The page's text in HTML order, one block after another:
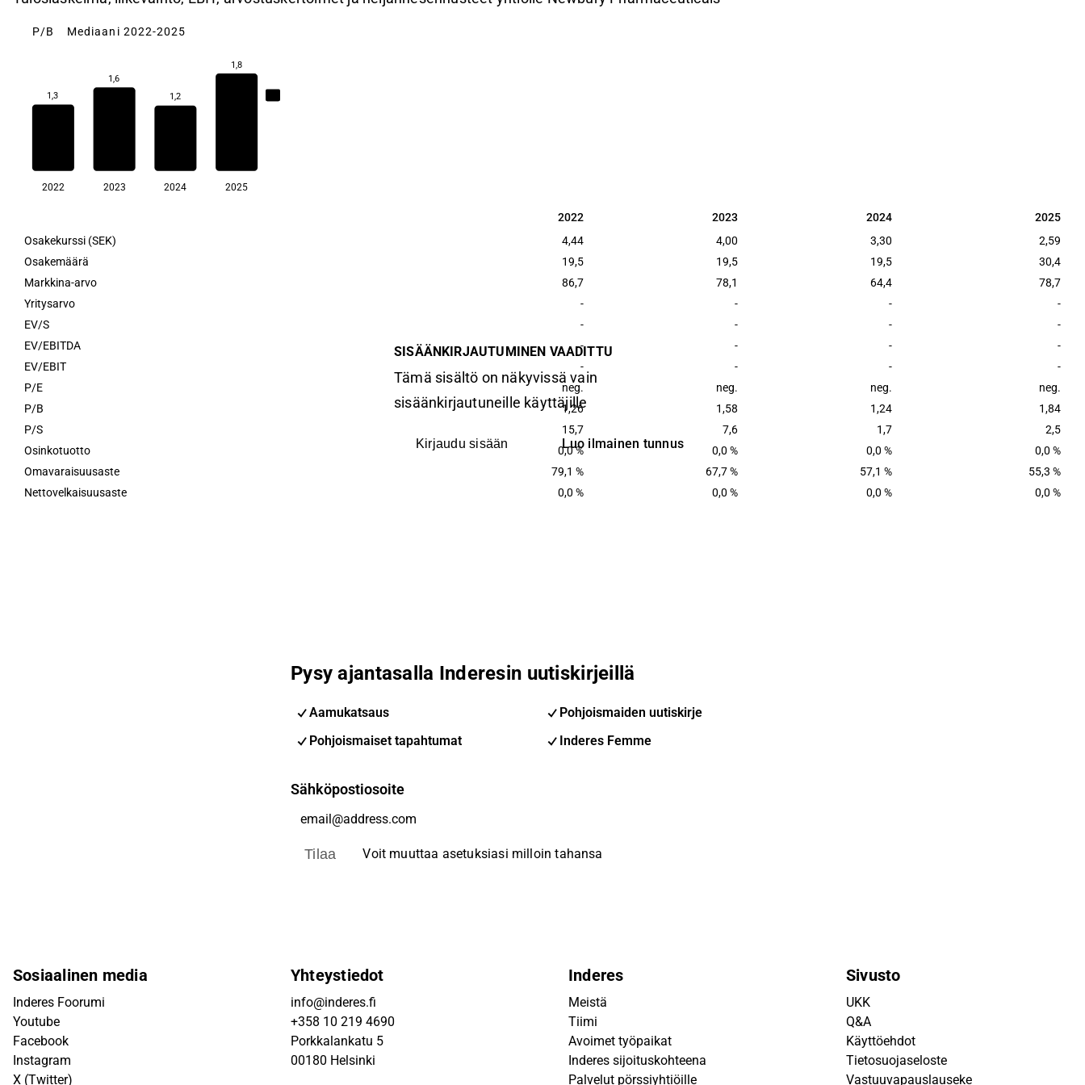
P/B Mediaani 2022-2025
1,3
1,6
1,2
1,8
2022 2023 2024 2025
2022 2023 2024 2025
2022 2023 2024
2025
Osakekurssi (SEK)
4,44 4,00 3,30
2,59
Osakemäärä
19,5 19,5 19,5
30,4
Markkina-arvo
86,7 78,1 64,4
78,7
Yritysarvo
- - -
-
EV/S
- - -
-
EV/EBITDA
- - -
-
EV/EBIT
- - -
-
P/E
neg. neg. neg.
neg.
P/B
1,26 1,58 1,24
1,84
P/S
15,7 7,6 1,7
2,5
Osinkotuotto
0,0 % 0,0 % 0,0 %
0,0 %
Omavaraisuusaste
79,1 % 67,7 % 57,1 %
55,3 %
Nettovelkaisuusaste
0,0 % 0,0 % 0,0 % 0,0 %
SISÄÄNKIRJAUTUMINEN VAADITTU
Tämä sisältö on näkyvissä vain
sisäänkirjautuneille käyttäjille
Kirjaudu sisään Luo ilmainen tunnus
Pysy ajantasalla Inderesin uutiskirjeillä
Aamukatsaus
Pohjoismaiden uutiskirje
Pohjoismaiset tapahtumat
Inderes Femme
Sähköpostiosoite
Tilaa Voit muuttaa asetuksiasi milloin tahansa
Sosiaalinen media
Inderes Foorumi
Youtube
Facebook
Instagram
X (Twitter)
Yhteystiedot
info@inderes.fi
+358 10 219 4690
Porkkalankatu 5
00180 Helsinki
Inderes
Meistä
Tiimi
Avoimet työpaikat
Inderes sijoituskohteena
Palvelut pörssiyhtiöille
Sivusto
UKK
Q&A
Käyttöehdot
Tietosuojaseloste
Vastuuvapauslauseke